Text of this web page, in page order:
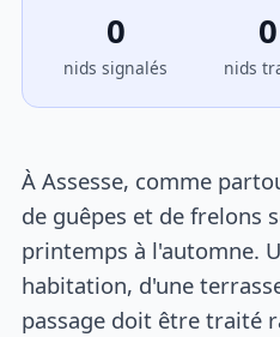
0
nids signalés
0
nids
À Assesse, comme
de guêpes et de frelons
printemps à l'automne.
habitation, d'une
passage doit être traité